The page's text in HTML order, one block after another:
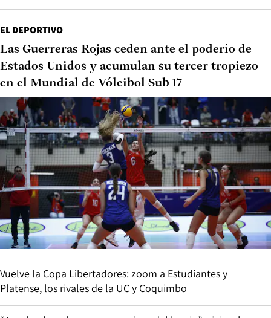
EL DEPORTIVO
Las Guerreras Rojas ceden ante el poderío de
Estados Unidos y acumulan su tercer tropiezo
en el Mundial de Vóleibol Sub 17
Vuelve la Copa Libertadores: zoom a Estudiantes y
Platense, los rivales de la UC y Coquimbo